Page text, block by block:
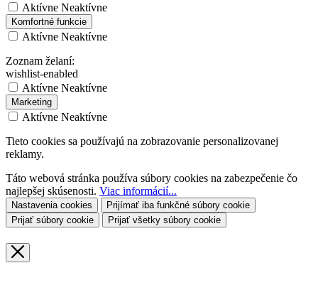
Aktívne Neaktívne
Komfortné funkcie
Aktívne Neaktívne
Zoznam želaní:
wishlist-enabled
Aktívne Neaktívne
Marketing
Aktívne Neaktívne
Tieto cookies sa používajú na zobrazovanie personalizovanej
reklamy.
Táto webová stránka používa súbory cookies na zabezpečenie čo
najlepšej skúsenosti. Viac informácií...
Nastavenia cookies
Prijímať iba funkčné súbory cookie
Prijať súbory cookie
Prijať všetky súbory cookie